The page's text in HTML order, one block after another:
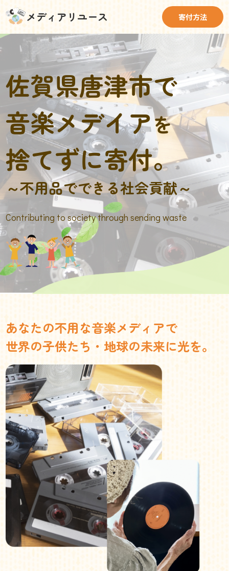
メディアリユース 寄付方法
佐賀県唐津市で
音楽メデイアを
捨てずに寄付。
～不用品でできる社会貢献～
Contributing to society through sending waste
あなたの不用な音楽メディアで
世界の子供たち・地球の未来に光を。